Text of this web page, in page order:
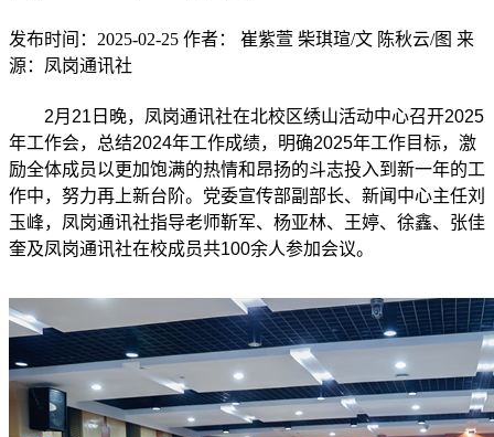
发布时间：2025-02-25 作者：​ 崔紫萱 柴琪瑄/文 陈秋云/图 来
源：凤岗通讯社
2月21日晚，凤岗通讯社在北校区绣山活动中心召开2025
年工作会，总结2024年工作成绩，明确2025年工作目标，激
励全体成员以更加饱满的热情和昂扬的斗志投入到新一年的工
作中，努力再上新台阶。党委宣传部副部长、新闻中心主任刘
玉峰，凤岗通讯社指导老师靳军、杨亚林、王婷、徐鑫、张佳
奎及凤岗通讯社在校成员共100余人参加会议。